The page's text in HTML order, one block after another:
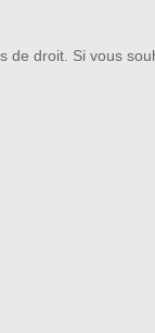
de droit. Si vous